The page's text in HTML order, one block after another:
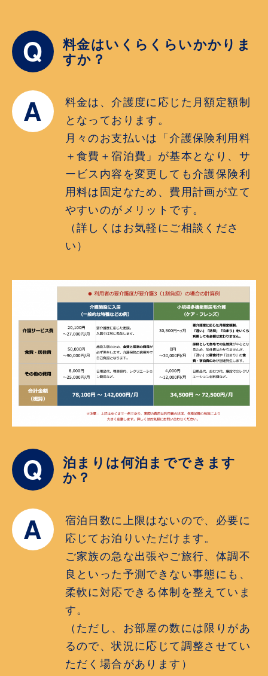
Q 料金はいくらくらいかかりま
すか？
A
料金は、介護度に応じた月額定額制
となっております。
月々のお支払いは「介護保険利用料
＋食費＋宿泊費」が基本となり、サ
ービス内容を変更しても介護保険利
用料は固定なため、費用計画が立て
やすいのがメリットです。
（詳しくはお気軽にご相談くださ
い）
Q 泊まりは何泊までできます
か？
A
宿泊日数に上限はないので、必要に
応じてお泊りいただけます。
ご家族の急な出張やご旅行、体調不
良といった予測できない事態にも、
柔軟に対応できる体制を整えていま
す。
（ただし、お部屋の数には限りがあ
るので、状況に応じて調整させてい
ただく場合があります）